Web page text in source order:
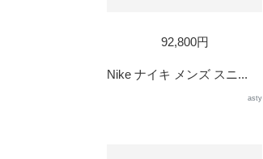
92,800円
Nike ナイキ メンズ スニ...
asty